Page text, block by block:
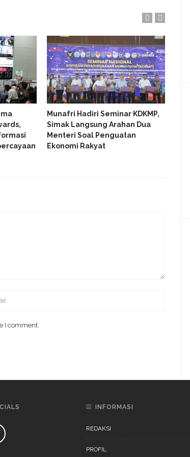
Munafri Hadiri Seminar KDKMP,
Simak Langsung Arahan Dua
Menteri Soal Penguatan
Ekonomi Rakyat
I comment.
INFORMASI
REDAKSI
PROFIL